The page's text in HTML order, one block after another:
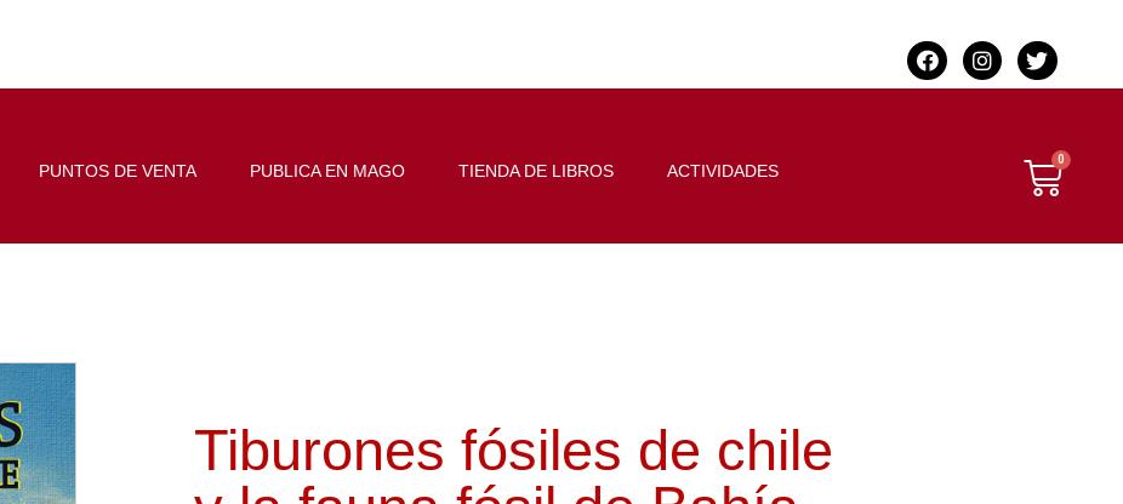
PUNTOS DE VENTA PUBLICA EN MAGO TIENDA DE LIBROS ACTIVIDADES
Tiburones fósiles de chile